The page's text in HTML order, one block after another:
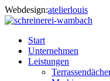
Webdesign:atelierlouis
Start
Unternehmen
Leistungen